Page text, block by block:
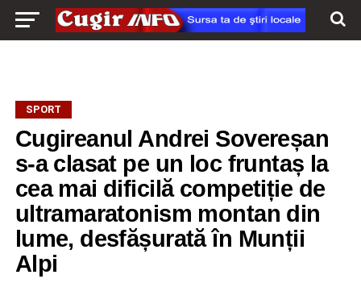
SPORT
Cugireanul Andrei Sovereșan
s-a clasat pe un loc fruntaș la
cea mai dificilă competiție de
ultramaratonism montan din
lume, desfășurată în Munții
Alpi